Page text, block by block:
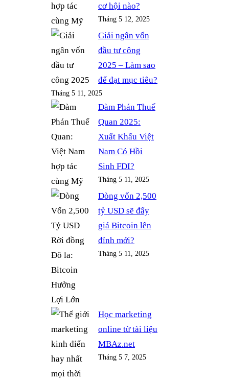
cơ hội nào?
Tháng 5 12, 2025
Giải ngân vốn
đầu tư công
2025 – Làm sao
để đạt mục tiêu?
Tháng 5 11, 2025
Đàm Phán Thuế
Quan 2025:
Xuất Khẩu Việt
Nam Có Hồi
Sinh FDI?
Tháng 5 11, 2025
Dòng vốn 2,500
tỷ USD sẽ đẩy
giá Bitcoin lên
đỉnh mới?
Tháng 5 11, 2025
Học marketing
online từ tài liệu
MBAz.net
Tháng 5 7, 2025